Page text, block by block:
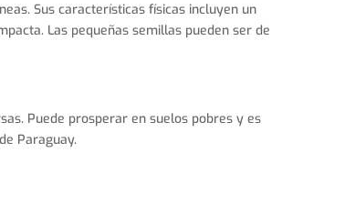
Sus características físicas incluyen un
Las pequeñas semillas pueden ser de
Puede prosperar en suelos pobres y es
Paraguay.